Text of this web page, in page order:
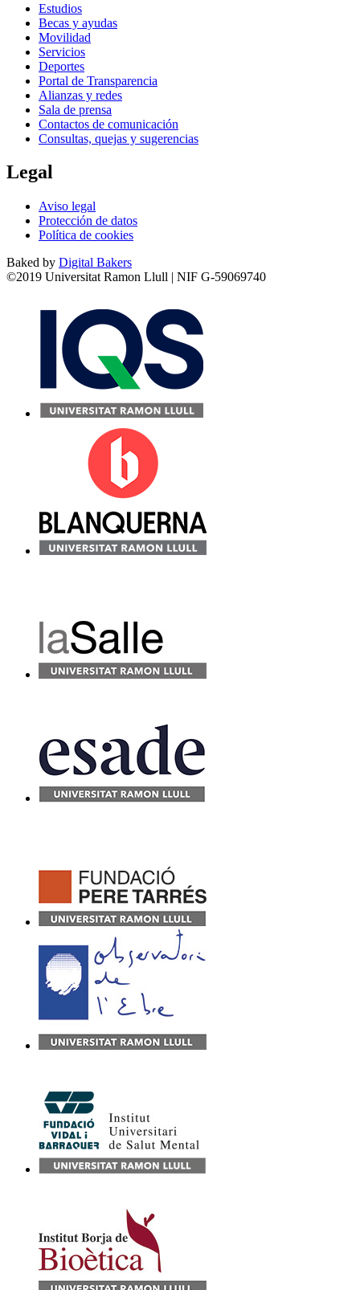
Estudios
Becas y ayudas
Movilidad
Servicios
Deportes
Portal de Transparencia
Alianzas y redes
Sala de prensa
Contactos de comunicación
Consultas, quejas y sugerencias
Legal
Aviso legal
Protección de datos
Política de cookies
Baked by Digital Bakers
©2019 Universitat Ramon Llull | NIF G-59069740